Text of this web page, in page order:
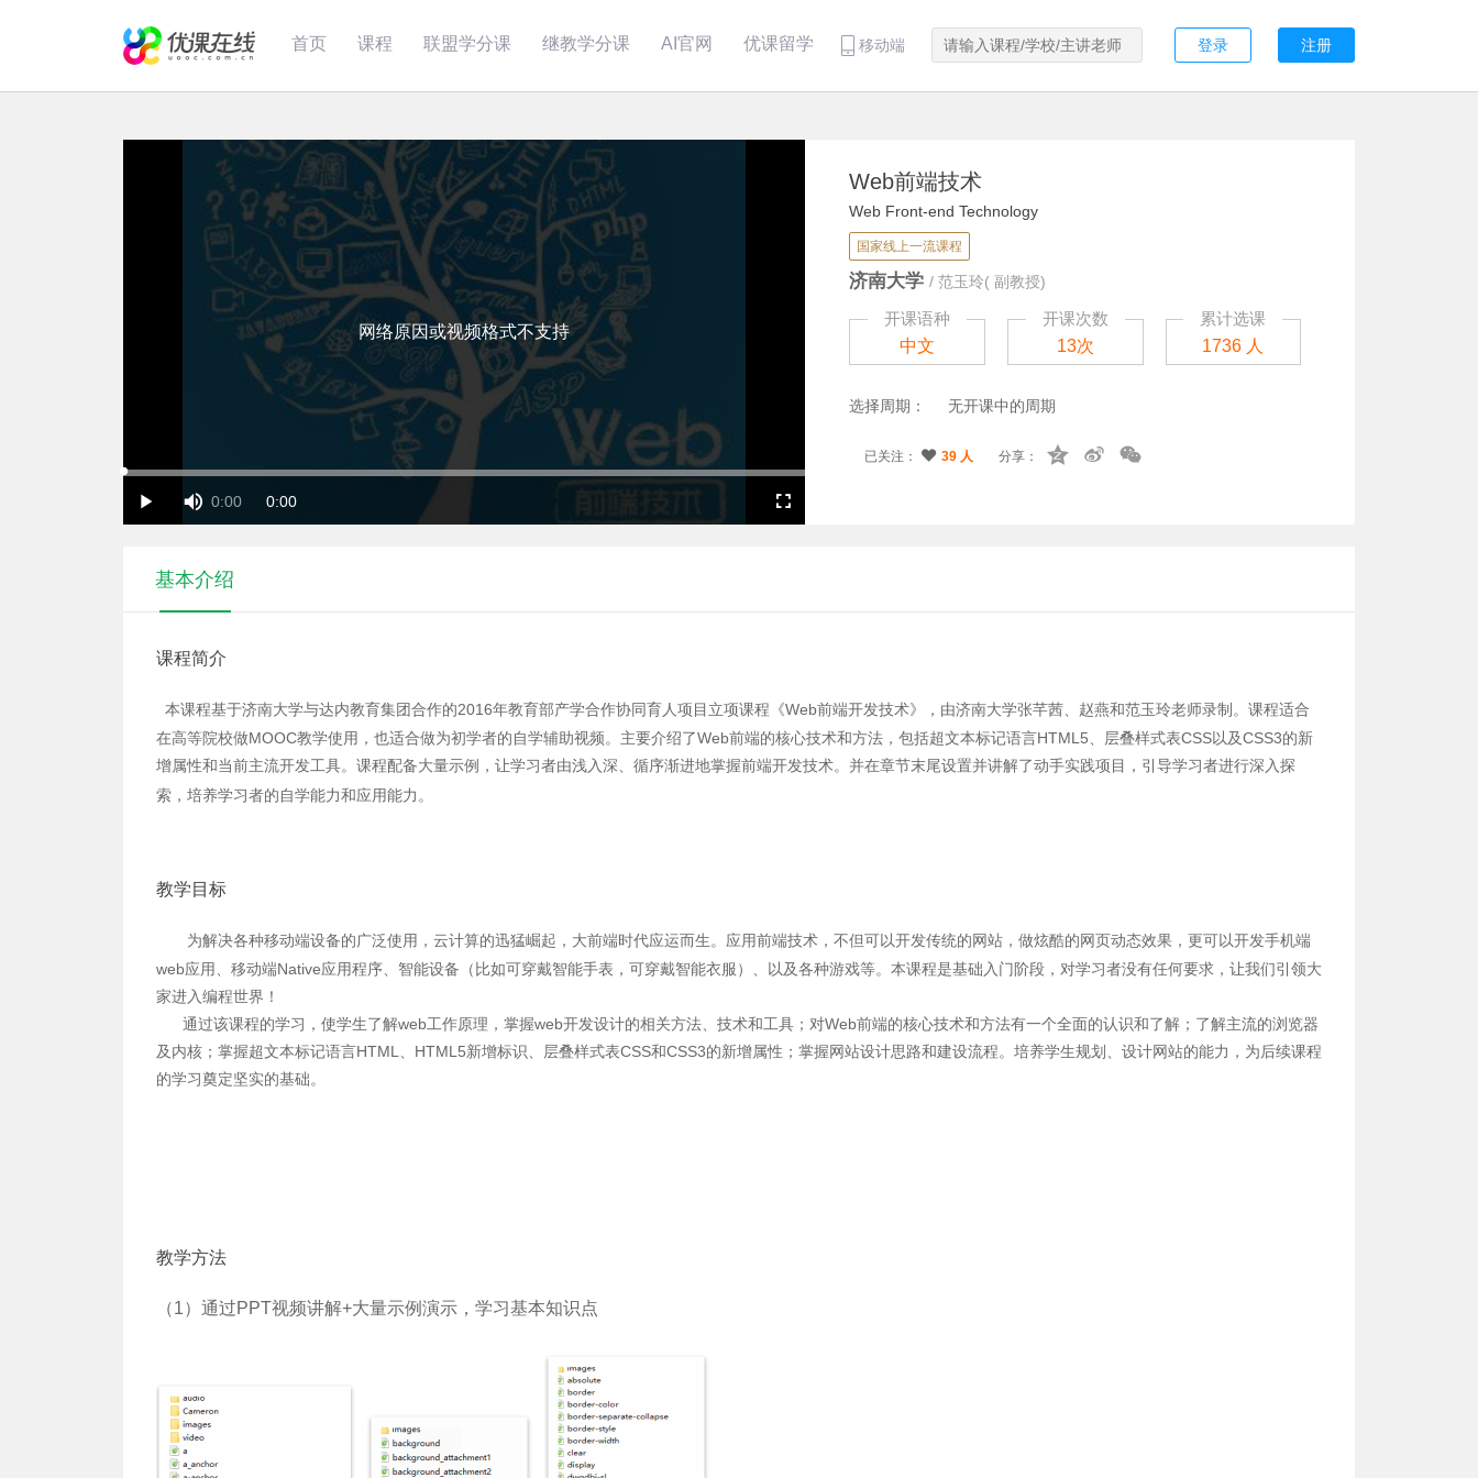
首页 课程 联盟学分课 继教学分课 AI官网 优课留学 移动端 登录 注册
Loaded:
Progress:
Play
Duration
0:00 Current
0:00 Fullscreen
网络原因或视频格式不支持
Web前端技术
Web Front-end Technology
国家线上一流课程
济南大学 / 范玉玲( 副教授)
开课语种
中文
开课次数
13次
累计选课
1736 人
选择周期： 无开课中的周期
已关注： 39 人 分享：
基本介绍
课程简介
本课程基于济南大学与达内教育集团合作的2016年教育部产学合作协同育人项目立项课程《Web前端开发技术》，由济南大学张芊茜、赵燕和范玉玲老师录制。课程适合
在高等院校做MOOC教学使用，也适合做为初学者的自学辅助视频。主要介绍了Web前端的核心技术和方法，包括超文本标记语言HTML5、层叠样式表CSS以及CSS3的新
增属性和当前主流开发工具。课程配备大量示例，让学习者由浅入深、循序渐进地掌握前端开发技术。并在章节末尾设置并讲解了动手实践项目，引导学习者进行深入探
索，培养学习者的自学能力和应用能力。
教学目标
为解决各种移动端设备的广泛使用，云计算的迅猛崛起，大前端时代应运而生。应用前端技术，不但可以开发传统的网站，做炫酷的网页动态效果，更可以开发手机端
web应用、移动端Native应用程序、智能设备（比如可穿戴智能手表，可穿戴智能衣服）、以及各种游戏等。本课程是基础入门阶段，对学习者没有任何要求，让我们引领大
家进入编程世界！
通过该课程的学习，使学生了解web工作原理，掌握web开发设计的相关方法、技术和工具；对Web前端的核心技术和方法有一个全面的认识和了解；了解主流的浏览器
及内核；掌握超文本标记语言HTML、HTML5新增标识、层叠样式表CSS和CSS3的新增属性；掌握网站设计思路和建设流程。培养学生规划、设计网站的能力，为后续课程
的学习奠定坚实的基础。
教学方法
（1）通过PPT视频讲解+大量示例演示，学习基本知识点